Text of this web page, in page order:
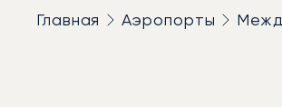
Главная Аэропорты